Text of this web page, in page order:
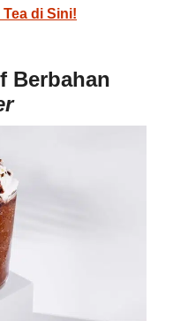
di Sini!
Berbahan